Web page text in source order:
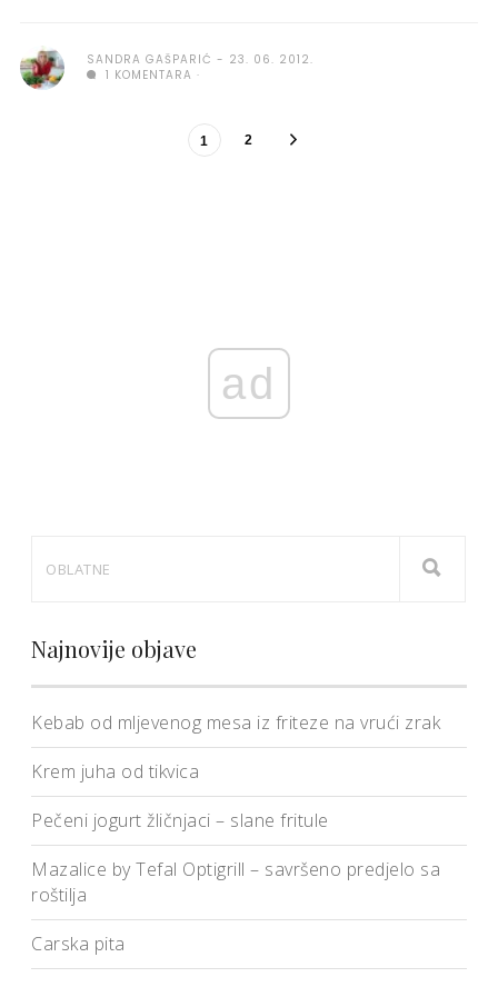
SANDRA GAŠPARIĆ
23. 06. 2012.
1 KOMENTARA
1 2
ad
Najnovije objave
Kebab od mljevenog mesa iz friteze na vrući zrak
Krem juha od tikvica
Pečeni jogurt žličnjaci – slane fritule
Mazalice by Tefal Optigrill – savršeno predjelo sa
roštilja
Carska pita